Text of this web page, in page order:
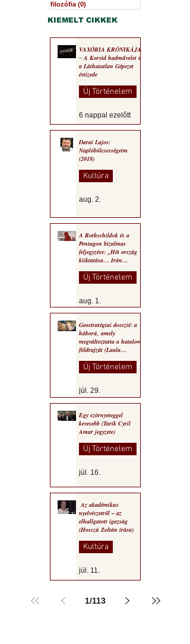
filozófia (0)
KIEMELT CIKKEK
VAXÓRIA KRÓNIKÁJA
‒ A Korvid hadművelet és
a Láthatatlan Gépezet
évtizede
Új Történelem
6 nappal ezelőtt
Darai Lajos:
Naplóbölcsességeim
(2018)
Kultúra
aug. 2.
A Rothschildok és a
Pentagon bizalmas
feljegyzése: „Hét ország
kiiktatása… Irán
Új Történelem
aug. 1.
Geostratégiai dosszié: a
háború, amely
megváltoztatta a hatalom
földrajzát (Laala
Új Történelem
júl. 29.
Egy szörnyeteggel
kevesebb (Tarik Cyril
Amar jegyzete)
Új Történelem
júl. 16.
Az akadémikus
nyelvészetről – az
elhallgatott igazság
(Hosszú Zoltán írása)
Kultúra
júl. 11.
1/113